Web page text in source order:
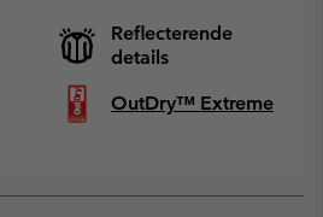
Reflecterende
details
OutDry™ Extreme